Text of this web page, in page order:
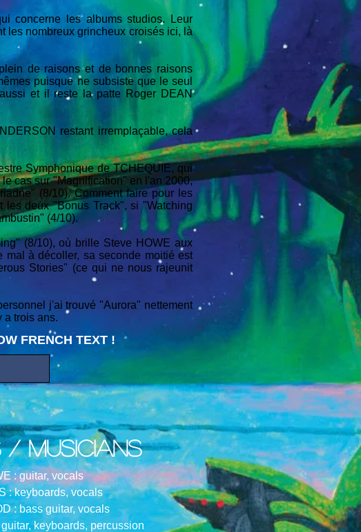
concerne les albums studios. Leur
les nombreux grincheux croisés ici, là
de raisons et de bonnes raisons
puisque ne subsiste que le seul
et il reste la patte Roger DEAN
restant irremplaçable, cela
Symphonique de TCHEQUIE, qui
cas sur "Magnification" en l'an 2000,
(8/10). Comment faire pour les
les deux "Bonus Track", si "Watching
(4/10).
(8/10), où brille Steve HOWE aux
mal à décoller, sa seconde moitié est
Stories" (ce qui ne nous rajeunit
j'ai trouvé "Aurora" nettement
a trois ans.
FRENCH TEXT !
/ musicians
: guitar, vocals
: keyboards, vocals
: bass guitar, vocals
keyboards, percussion